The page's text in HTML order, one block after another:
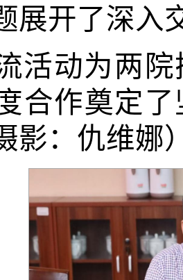
展开了深入
活动为两
合作奠定
影：仇维娜